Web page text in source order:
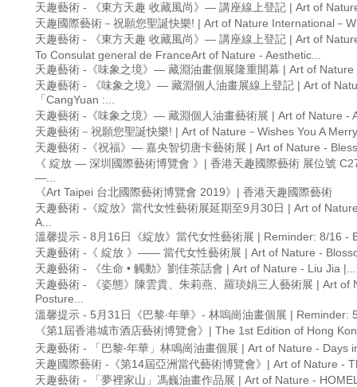
天趣藝術 - 《東方天趣 收藏風尚》— 講座線上登記 | Art of
天趣國際藝術－祝願您聖誕快樂! | Art of Nature International－
天趣藝術 - 《東方天趣 收藏風尚》— 講座線上登記 | Art of
To Consulat general de FranceArt of Nature - Aesthetic...
天趣藝術 -《味象之境》— 藏淵油畫個展隆重開幕 | Art of Nature
天趣藝術 - 《味象之境》— 藏淵個人油畫展線上登記 | Art of
「CangYuan :...
天趣藝術 -《味象之境》— 藏淵個人油畫藝術展 | Art of Nature -
天趣藝術－祝願您聖誕快樂! | Art of Nature－Wishes You A
天趣藝術 -《祝福》— 嘉央智切唐卡藝術展 | Art of Nature -
《 綻放 — 深圳國際藝術博覽會 》| 香港天趣國際藝術 展位號
—...
《Art Taipei 台北國際藝術博覽會 2019》| 香港天趣國際藝術
天趣藝術 -《綻放》當代女性藝術展延期至9月30日 | Art of
A...
溫馨提示 - 8月16日《綻放》當代女性藝術展 | Reminder: 8/16 -
天趣藝術 -《 綻放 》—— 當代女性藝術展 | Art of Nature -
天趣藝術 - 《生命 • 觸動》劉佳茶話會 | Art of Nature - Liu Jia |...
天趣藝術 - 《姿態》陳雲貴、朱莉燕、羅琰娟三人藝術展 | Art of
Posture...
溫馨提示 - 5月31日《巴黎‧年華》- 林嗚崗油畫個展 | Reminder:
《第1屆香港城市酒店藝術博覽會》| The 1st Edition of Hong
天趣藝術 - 「巴黎‧年華」林鳴崗油畫個展 | Art of Nature - Days
天趣國際藝術 -《第14屆亞洲當代藝術博覽會》| Art of Nature -
天趣藝術 - 「夢裡家山」馮巍油畫作品展 | Art of Nature -